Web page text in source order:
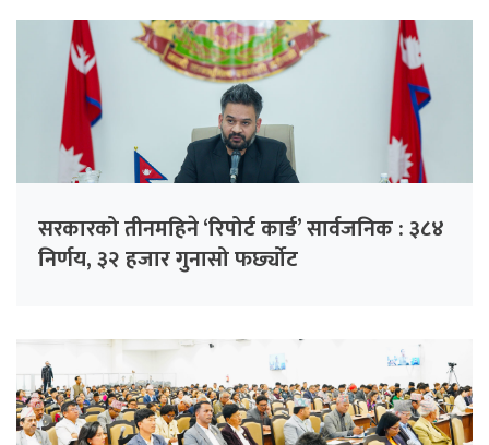
सरकारको तीनमहिने ‘रिपोर्ट कार्ड’ सार्वजनिक : ३८४
निर्णय, ३२ हजार गुनासो फर्छ्योट